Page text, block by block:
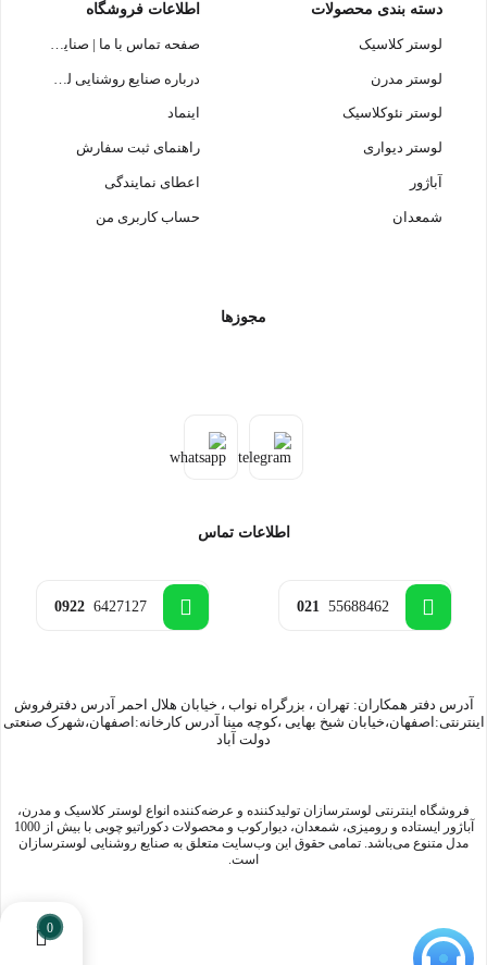
0
دسته بندی محصولات
لوستر کلاسیک
لوستر مدرن
لوستر نئوکلاسیک
لوستر دیواری
آباژور
شمعدان
اطلاعات فروشگاه
اینماد
راهنمای ثبت سفارش
اعطای نمایندگی
حساب کاربری من
مجوزها
اطلاعات تماس
021 55688462
0922 6427127
آدرس دفتر همکاران: تهران ، بزرگراه نواب ، خیابان هلال احمر آدرس دفترفروش
اینترنتی:اصفهان،خیابان شیخ بهایی ،کوچه مینا آدرس کارخانه:اصفهان،شهرک صنعتی
دولت آباد
فروشگاه اینترنتی لوسترسازان تولیدکننده و عرضه‌کننده انواع لوستر کلاسیک و مدرن،
آباژور ایستاده و رومیزی، شمعدان، دیوارکوب و محصولات دکوراتیو چوبی با بیش از 1000
مدل متنوع می‌باشد. تمامی حقوق این وب‌سایت متعلق به صنایع روشنایی لوسترسازان
است.